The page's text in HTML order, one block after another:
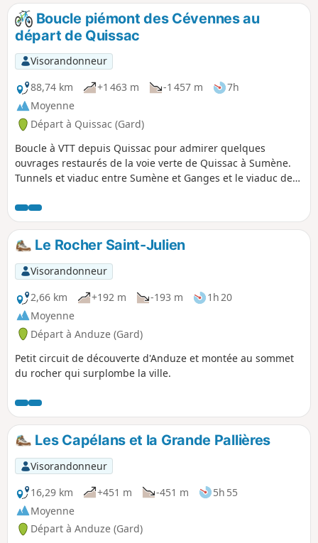
Boucle piémont des Cévennes au
départ de Quissac
Visorandonneur
88,74 km
+1 463 m -1 457 m
7h
Moyenne
Départ à Quissac (Gard)
Boucle à VTT depuis Quissac pour admirer quelques
ouvrages restaurés de la voie verte de Quissac à Sumène.
Tunnels et viaduc entre Sumène et Ganges et le viaduc de
décintrée, à l'entrée de Sumène.
Le Rocher Saint-Julien
Visorandonneur
2,66 km
+192 m -193 m
1h 20
Moyenne
Départ à Anduze (Gard)
Petit circuit de découverte d'Anduze et montée au sommet
du rocher qui surplombe la ville.
Les Capélans et la Grande Pallières
Visorandonneur
16,29 km
+451 m -451 m
5h 55
Moyenne
Départ à Anduze (Gard)